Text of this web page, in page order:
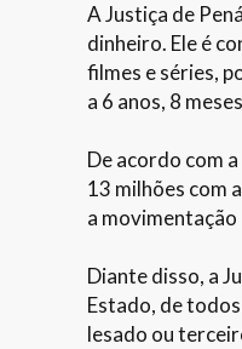
A Justiça de
dinheiro. Ele é
filmes e séries,
a 6 anos, 8
De acordo com
13 milhões com
a movimentação
Diante disso, a
Estado, de
lesado ou